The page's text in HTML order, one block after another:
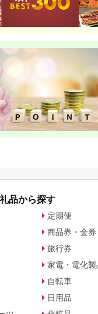
るさと
イL
材
プル
しい
レ 手
5.0
納税
愛知県 碧南市
【先行受付】2027年1
月～6月毎月発送 ま
るでトマトの宝石箱！
ジュエリートマトの定
期便 約700g×6回コ
5.0
40,000
品から探す
定期便
商品券・金券
旅行券
家電・電化製
自転車
日用品